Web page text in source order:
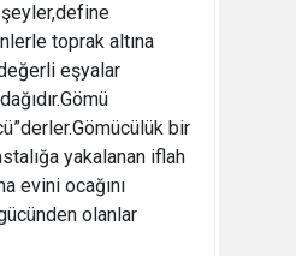
toprak altına
eşyalar
bir
yakalanan iflah
evini ocağını
olanlar